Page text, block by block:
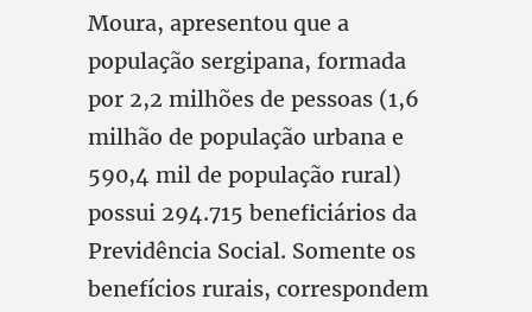
Moura, apresentou que a
população sergipana, formada
por 2,2 milhões de pessoas (1,6
milhão de população urbana e
590,4 mil de população rural)
possui 294.715 beneficiários da
Previdência Social. Somente os
benefícios rurais, correspondem